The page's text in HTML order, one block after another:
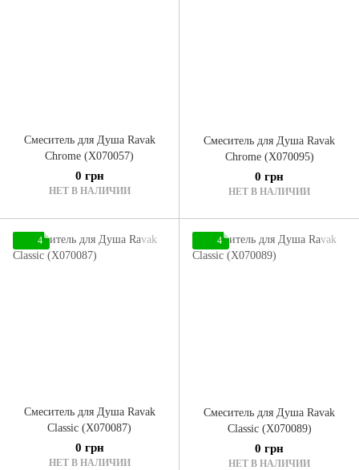
Смеситель для Душа Ravak
Chrome (X070057)
0 грн
НЕТ В НАЛИЧИИ
Смеситель для Душа Ravak
Chrome (X070095)
0 грн
НЕТ В НАЛИЧИИ
4
Смеситель для Душа Ravak
Classic (X070087)
0 грн
НЕТ В НАЛИЧИИ
4
Смеситель для Душа Ravak
Classic (X070089)
0 грн
НЕТ В НАЛИЧИИ